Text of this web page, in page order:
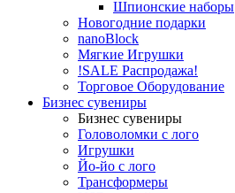
Шпионские наборы
Новогодние подарки
nanoBlock
Мягкие Игрушки
!SALE Распродажа!
Торговое Оборудование
Бизнес сувениры
Бизнес сувениры
Головоломки с лого
Игрушки
Йо-йо с лого
Трансформеры